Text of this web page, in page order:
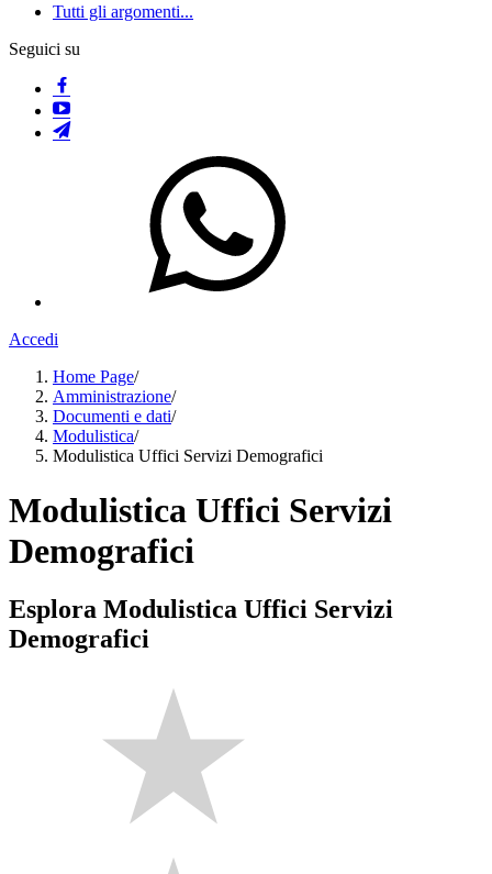
Tutti gli argomenti...
Seguici su
Accedi
Home Page/
Amministrazione/
Documenti e dati/
Modulistica/
Modulistica Uffici Servizi Demografici
Modulistica Uffici Servizi
Demografici
Esplora Modulistica Uffici Servizi
Demografici